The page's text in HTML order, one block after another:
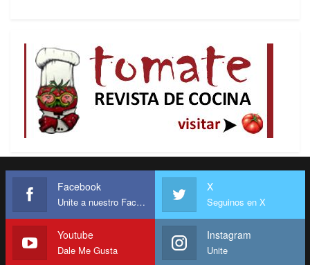
Facebook
Unite a nuestro Facebook
X
Seguinos en X
Youtube
Dale Me Gusta
Instagram
Unite